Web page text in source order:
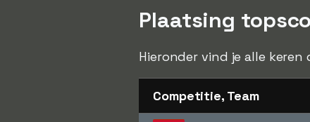
Plaatsing
Hieronder vind je alle
Competitie, Team